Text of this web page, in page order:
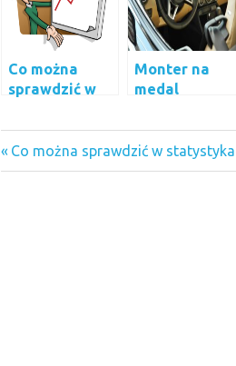
Co można
sprawdzić w
multilotka
Monter na
medal
auto gaz w
Katowicach
Nawigacja
Previous
Post:
Co można sprawdzić w